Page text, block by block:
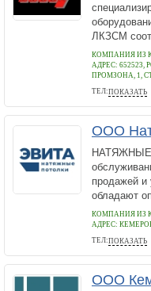
ЛКЗСМ
КОМПАНИЯ ИЗ
АДРЕС:
ПРОМЗОНА, 1,
ТЕЛ:ПОКАЗАТЬ
+7 (38456)
ООО
НАТЯЖНЫЕ
продажей и
обладают
КОМПАНИЯ ИЗ
АДРЕС:
ТЕЛ:ПОКАЗАТЬ
+ 7 800
ООО